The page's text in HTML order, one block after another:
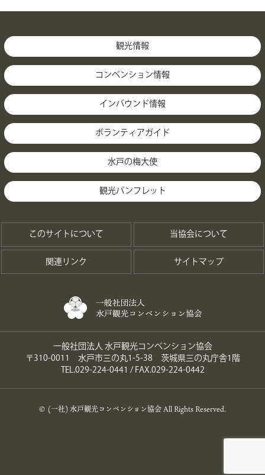
観光情報
コンベンション情報
インバウンド情報
ボランティアガイド
水戸の梅大使
観光パンフレット
このサイトについて 当協会について
関連リンク サイトマップ
一般社団法人 水戸観光コンベンション協会
〒310-0011 水戸市三の丸1-5-38 茨城県三の丸庁舎1階
TEL.029-224-0441 / FAX.029-224-0442
© (一社) 水戸観光コンベンション協会 All Rights Reserved.